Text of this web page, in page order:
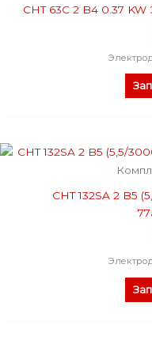
CHT 63C 2 B4 0.37
CHT 132SA 2 B5